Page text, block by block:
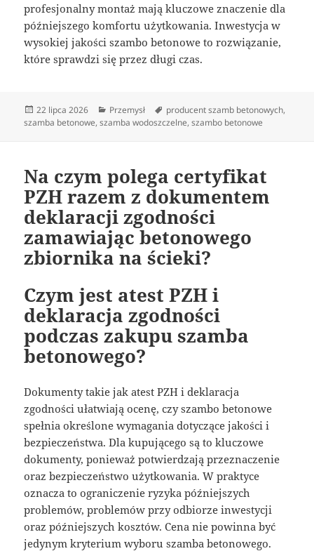
profesjonalny montaż mają kluczowe znaczenie dla
późniejszego komfortu użytkowania. Inwestycja w
wysokiej jakości szambo betonowe to rozwiązanie,
które sprawdzi się przez długi czas.
Data
publikacji
22 lipca 2026 Kategorie
Przemysł Tagi
producent szamb betonowych,
szamba betonowe,szamba wodoszczelne,szambo betonowe
Na czym polega certyfikat
PZH razem z dokumentem
deklaracji zgodności
zamawiając betonowego
zbiornika na ścieki?
Czym jest atest PZH i
deklaracja zgodności
podczas zakupu szamba
betonowego?
Dokumenty takie jak atest PZH i deklaracja
zgodności ułatwiają ocenę, czy szambo betonowe
spełnia określone wymagania dotyczące jakości i
bezpieczeństwa. Dla kupującego są to kluczowe
dokumenty, ponieważ potwierdzają przeznaczenie
oraz bezpieczeństwo użytkowania. W praktyce
oznacza to ograniczenie ryzyka późniejszych
problemów, problemów przy odbiorze inwestycji
oraz późniejszych kosztów. Cena nie powinna być
jedynym kryterium wyboru szamba betonowego.